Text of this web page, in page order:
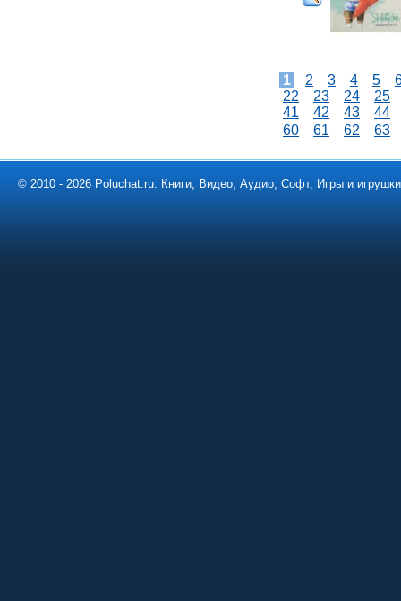
1 2 3 4 5
22
23 24
25
41
42 43
44
60
61 62 63
© 2010 - 2026 Poluchat.ru: Книги, Видео, Аудио, Софт, Игры и